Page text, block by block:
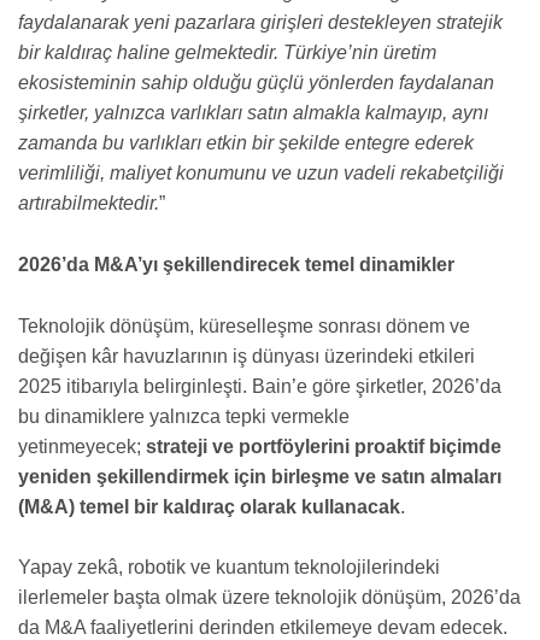
faydalanarak yeni pazarlara girişleri destekleyen stratejik
bir kaldıraç haline gelmektedir. Türkiye’nin üretim
ekosisteminin sahip olduğu güçlü yönlerden faydalanan
şirketler, yalnızca varlıkları satın almakla kalmayıp, aynı
zamanda bu varlıkları etkin bir şekilde entegre ederek
verimliliği, maliyet konumunu ve uzun vadeli rekabetçiliği
artırabilmektedir.”
2026’da M&A’yı şekillendirecek temel dinamikler
Teknolojik dönüşüm, küreselleşme sonrası dönem ve
değişen kâr havuzlarının iş dünyası üzerindeki etkileri
2025 itibarıyla belirginleşti. Bain’e göre şirketler, 2026’da
bu dinamiklere yalnızca tepki vermekle
yetinmeyecek; strateji ve portföylerini proaktif biçimde
yeniden şekillendirmek için birleşme ve satın almaları
(M&A) temel bir kaldıraç olarak kullanacak.
Yapay zekâ, robotik ve kuantum teknolojilerindeki
ilerlemeler başta olmak üzere teknolojik dönüşüm, 2026’da
da M&A faaliyetlerini derinden etkilemeye devam edecek.